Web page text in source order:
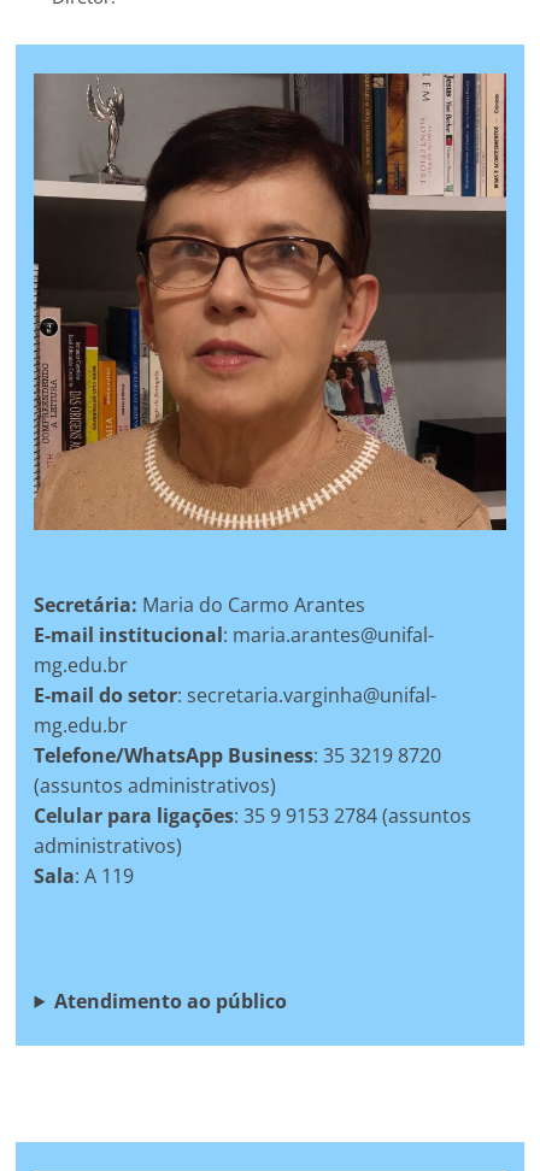
Secretária: Maria do Carmo Arantes
E-mail institucional: maria.arantes@unifal-
mg.edu.br
E-mail do setor: secretaria.varginha@unifal-
mg.edu.br
Telefone/WhatsApp Business: 35 3219 8720
(assuntos administrativos)
Celular para ligações: 35 9 9153 2784 (assuntos
administrativos)
Sala: A 119
Atendimento ao público